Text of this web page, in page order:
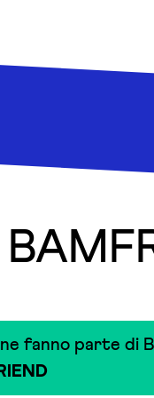
fanno parte di